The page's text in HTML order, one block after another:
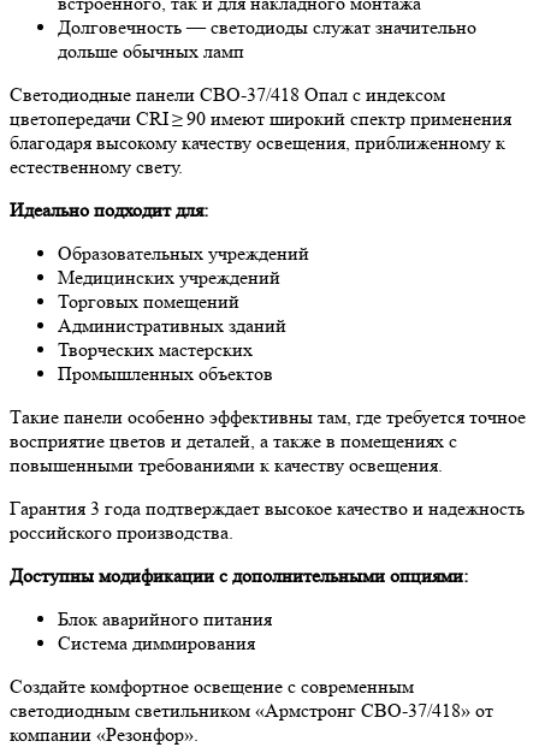
Долговечность — светодиоды служат значительно
дольше обычных ламп
Светодиодные панели СВО-37/418 Опал с индексом
цветопередачи CRI ≥ 90 имеют широкий спектр применения
благодаря высокому качеству освещения, приближенному к
естественному свету.
Идеально подходит для:
Образовательных учреждений
Медицинских учреждений
Торговых помещений
Административных зданий
Творческих мастерских
Промышленных объектов
Такие панели особенно эффективны там, где требуется точное
восприятие цветов и деталей, а также в помещениях с
повышенными требованиями к качеству освещения.
Гарантия 3 года подтверждает высокое качество и надежность
российского производства.
Доступны модификации с дополнительными опциями:
Блок аварийного питания
Система диммирования
Создайте комфортное освещение с современным
светодиодным светильником «Армстронг СВО-37/418» от
компании «Резонфор».